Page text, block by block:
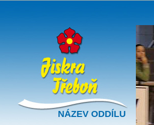
NÁZEV ODDÍLU